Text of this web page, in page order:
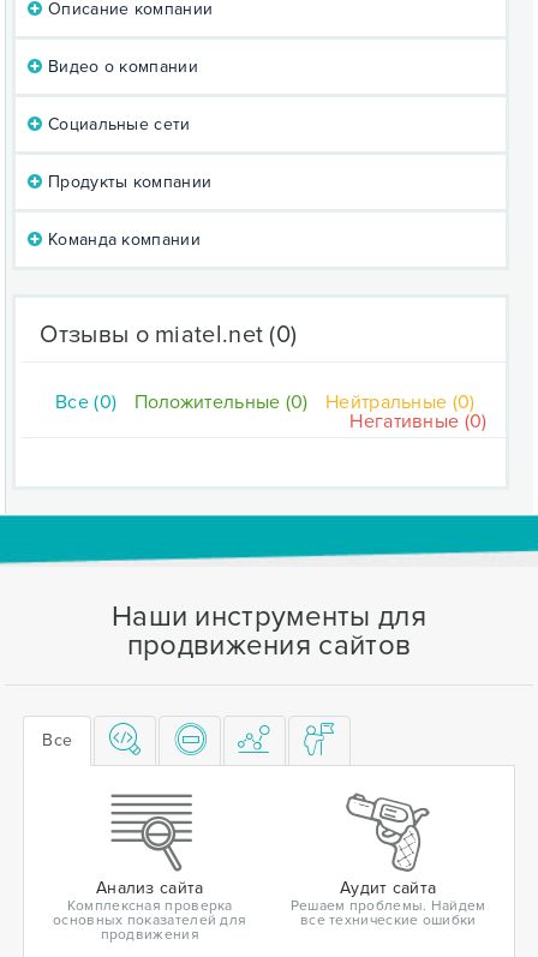
Описание компании
Видео о компании
Социальные сети
Продукты компании
Команда компании
Отзывы о miatel.net (0)
Все (0) Положительные (0)
Нейтральные (0)
Негативные (0)
Наши инструменты для
продвижения сайтов
Все
Анализ сайта
Комплексная проверка
основных показателей для
продвижения
Аудит сайта
Решаем проблемы. Найдем
все технические ошибки